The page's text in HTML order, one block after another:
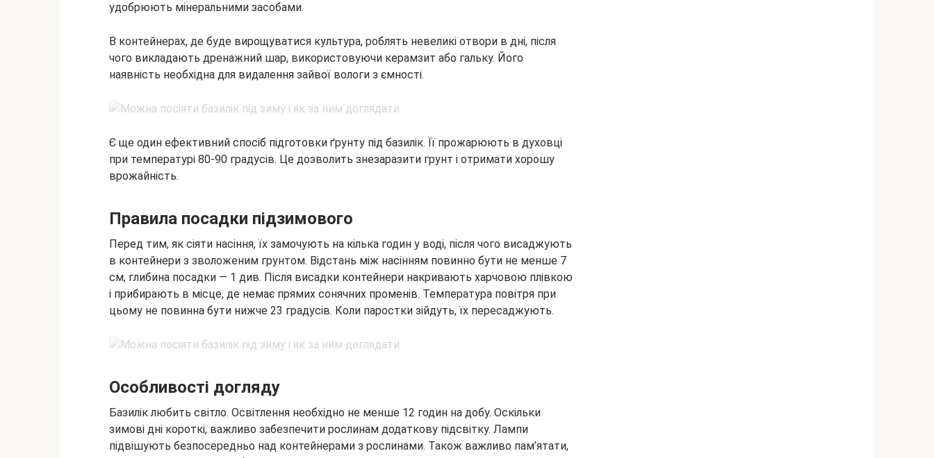
удобрюють мінеральними засобами.
В контейнерах, де буде вирощуватися культура, роблять невеликі отвори в дні, після
чого викладають дренажний шар, використовуючи керамзит або гальку. Його
наявність необхідна для видалення зайвої вологи з ємності.
Є ще один ефективний спосіб підготовки ґрунту під базилік. Її прожарюють в духовці
при температурі 80-90 градусів. Це дозволить знезаразити грунт і отримати хорошу
врожайність.
Правила посадки підзимового
Перед тим, як сіяти насіння, їх замочують на кілька годин у воді, після чого висаджують
в контейнери з зволоженим грунтом. Відстань між насінням повинно бути не менше 7
см, глибина посадки — 1 див. Після висадки контейнери накривають харчовою плівкою
і прибирають в місце, де немає прямих сонячних променів. Температура повітря при
цьому не повинна бути нижче 23 градусів. Коли паростки зійдуть, їх пересаджують.
Особливості догляду
Базилік любить світло. Освітлення необхідно не менше 12 годин на добу. Оскільки
зимові дні короткі, важливо забезпечити рослинам додаткову підсвітку. Лампи
підвішують безпосередньо над контейнерами з рослинами. Також важливо пам’ятати,